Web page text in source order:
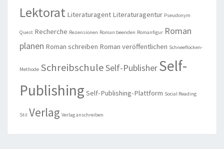
Lektorat Literaturagent Literaturagentur Pseudonym
Quest Recherche Rezensionen Roman beenden Romanfigur Roman
planen Roman schreiben Roman veröffentlichen Schneeflocken-
Methode SchreibschuleSelf-PublisherSelf-
Publishing Self-Publishing-Plattform Social Reading
Stil Verlag Verlag anschreiben